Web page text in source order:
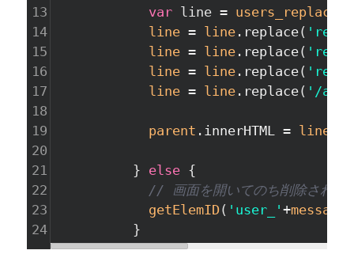
13
var line =
14
line = line . replace(
15
line = line . replace(
16
line = line . replace(
17
line = line . replace( '/
18
19
parent . innerHTML = line
20
21
          }
else {
22
// 画面を開いてのち削除された
23
getElemID( 'user_' +message
24
          }